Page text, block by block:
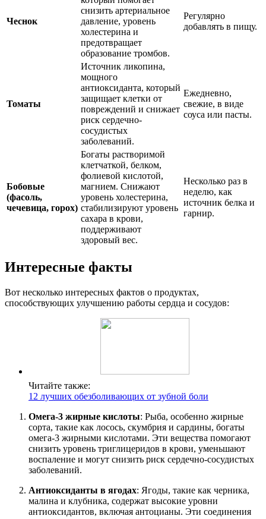
Чеснок
снизить артериальное
давление, уровень
холестерина и
предотвращает
образование тромбов.
Регулярно
добавлять в пищу.
Томаты
Источник ликопина,
мощного
антиоксиданта, который
защищает клетки от
повреждений и снижает
риск сердечно-
сосудистых
заболеваний.
Ежедневно,
свежие, в виде
соуса или пасты.
Бобовые
(фасоль,
чечевица, горох)
Богаты растворимой
клетчаткой, белком,
фолиевой кислотой,
магнием. Снижают
уровень холестерина,
стабилизируют уровень
сахара в крови,
поддерживают
здоровый вес.
Несколько раз в
неделю, как
источник белка и
гарнир.
Интересные факты
Вот несколько интересных фактов о продуктах,
способствующих улучшению работы сердца и сосудов:
Читайте также:
12 лучших обезболивающих от зубной боли
Омега-3 жирные кислоты: Рыба, особенно жирные
сорта, такие как лосось, скумбрия и сардины, богаты
омега-3 жирными кислотами. Эти вещества помогают
снизить уровень триглицеридов в крови, уменьшают
воспаление и могут снизить риск сердечно-сосудистых
заболеваний.
Антиоксиданты в ягодах: Ягоды, такие как черника,
малина и клубника, содержат высокие уровни
антиоксидантов, включая антоцианы. Эти соединения